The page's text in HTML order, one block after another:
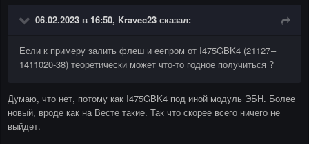
06.02.2023 в 16:50, Kravec23 сказал:
Если к примеру залить флеш и еепром от I475GBK4 (21127 –
1411020-38) теоретически может что-то годное получиться ?
Думаю, что нет, потому как I475GBK4 под иной модуль ЭБН. Более
новый, вроде как на Весте такие. Так что скорее всего ничего не
выйдет.